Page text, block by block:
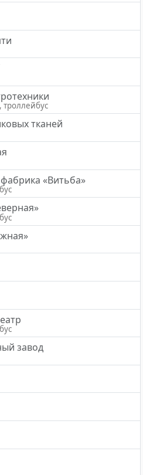
троллейбус
тканей
«Витьба»
завод